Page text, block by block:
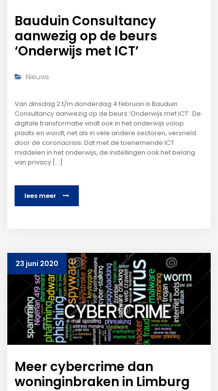
Bauduin Consultancy
aanwezig op de beurs
‘Onderwijs met ICT’
Nieuws
Van dinsdag 2 t/m donderdag 4 februari is Bauduin
Consultancy aanwezig op de beurs ‘Onderwijs met ICT’. De
digitale transformatie vindt ook in het onderwijs volop
plaats en wordt, net als in vele andere sectoren, versneld
door de coronacrisis. Dat met de toenemende ICT
middelen in het onderwijs, de instellingen ook het belang
van privacy […]
lees meer
23 juni 2020
Meer cybercrime dan
woninginbraken in Limburg